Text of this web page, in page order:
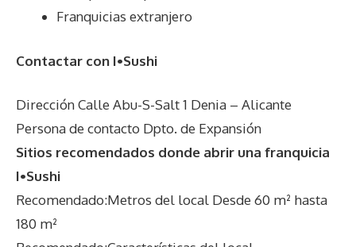
Franquicias extranjero
Contactar con I•Sushi
Dirección Calle Abu-S-Salt 1 Denia – Alicante
Persona de contacto Dpto. de Expansión
Sitios recomendados donde abrir una franquicia
I•Sushi
Recomendado:Metros del local Desde 60 m² hasta
180 m²